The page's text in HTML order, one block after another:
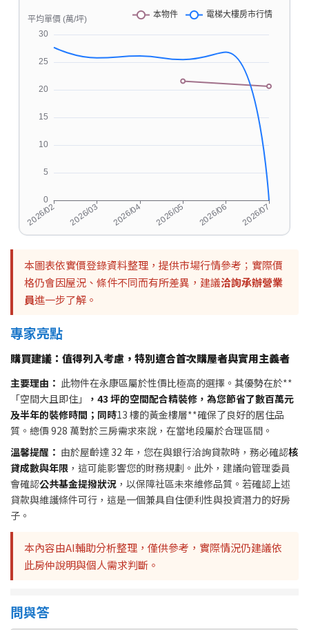
本圖表依實價登錄資料整理，提供市場行情參考；實際價
格仍會因屋況、條件不同而有所差異，建議洽詢承辦營業
員進一步了解。
專家亮點
購買建議：值得列入考慮，特別適合首次購屋者與實用主義者
主要理由： 此物件在永康區屬於性價比極高的選擇。其優勢在於**
「空間大且即住」
，43 坪的空間配合精裝修，為您節省了數百萬元
及半年的裝修時間；同時13 樓的黃金樓層**確保了良好的居住品
質。總價 928 萬對於三房需求來說，在當地段屬於合理區間。
溫馨提醒： 由於屋齡達 32 年，您在與銀行洽詢貸款時，務必確認核
貸成數與年限 ，這可能影響您的財務規劃。此外，建議向管理委員
會確認公共基金提撥狀況 ，以保障社區未來維修品質。若確認上述
貸款與維護條件可行，這是一個兼具自住便利性與投資潛力的好房
子。
本內容由AI輔助分析整理，僅供參考，實際情況仍建議依
此房仲說明與個人需求判斷。
問與答